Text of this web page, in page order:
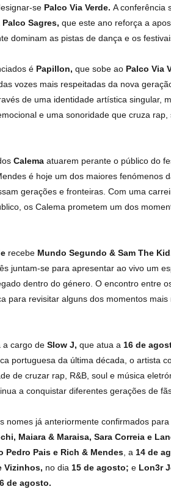
se Palco Via Verde. A conferência
Sagres, que este ano reforça a
dominam as pistas de dança e os
é Papillon, que sobe ao Palco Via
vozes mais respeitadas da nova
de uma identidade artística singular,
e uma sonoridade que cruza rap,
Calemaatuarem perante o público do
é hoje um dos maiores fenómenos
gerações e fronteiras. Com uma
os Calema prometem um dos
recebe Mundo Segundo & Sam The
juntam-se para apresentar ao vivo um
dentro do género. O encontro entre
para revisitar alguns dos momentos
a cargo de Slow J, que atua a 16 de
portuguesa da última década, o artista
de cruzar rap, R&B, soul e música
a conquistar diferentes gerações de
nomes já anteriormente confirmados para
Maiara & Maraisa, Sara Correia e
Pedro Pais e Rich & Mendes, a 14 de
Vizinhos, no dia 15 de agosto; e Lon3r
de agosto.